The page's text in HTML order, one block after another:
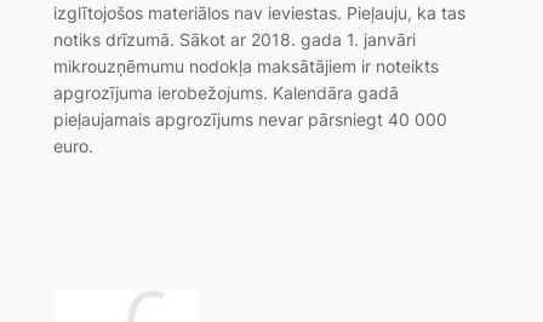
izglītojošos materiālos nav ieviestas. Pieļauju, ka tas
notiks drīzumā. Sākot ar 2018. gada 1. janvāri
mikrouzņēmumu nodokļa maksātājiem ir noteikts
apgrozījuma ierobežojums. Kalendāra gadā
pieļaujamais apgrozījums nevar pārsniegt 40 000
euro.